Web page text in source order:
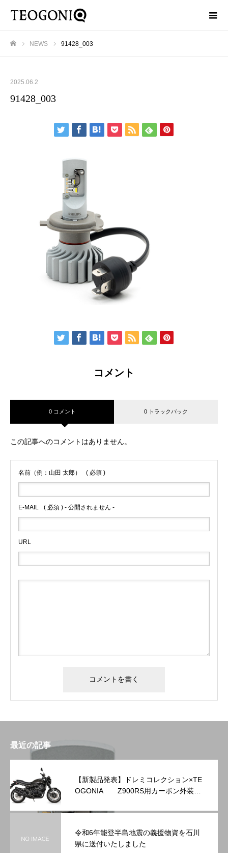
NEWS 91428_003
2025.06.2
91428_003
コメント
0 コメント 0 トラックバック
この記事へのコメントはありません。
名前（例：山田 太郎） ( 必須 )
E-MAIL ( 必須 ) - 公開されません -
URL
最近の記事
【新製品発表】ドレミコレクション×TE
OGONIA Z900RS用カーボン外装シ
令和6年能登半島地震の義援物資を石川
県に送付いたしました